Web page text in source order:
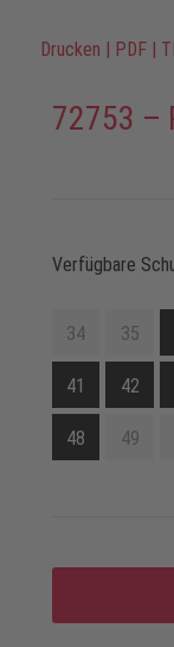
Drucken | PDF |
72753 –
Verfügbare
34 35
41 42
48 49